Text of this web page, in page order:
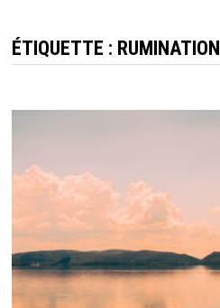
ÉTIQUETTE : RUMINATION